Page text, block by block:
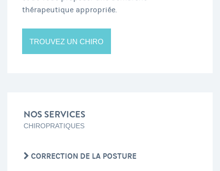
thérapeutique appropriée.
TROUVEZ UN CHIRO
NOS SERVICES
CHIROPRATIQUES
CORRECTION DE LA POSTURE